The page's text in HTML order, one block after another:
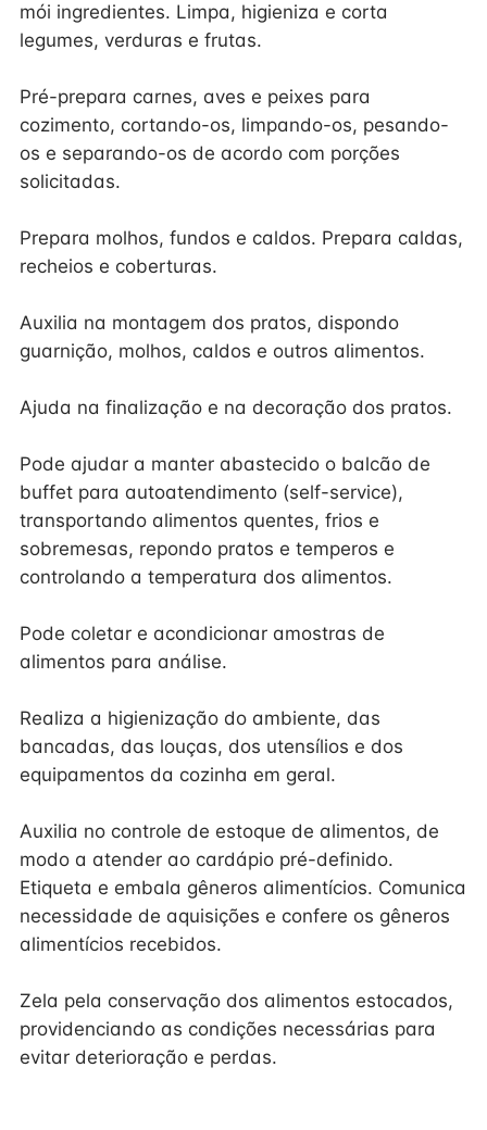
mói ingredientes. Limpa, higieniza e corta
legumes, verduras e frutas.
Pré-prepara carnes, aves e peixes para
cozimento, cortando-os, limpando-os, pesando-
os e separando-os de acordo com porções
solicitadas.
Prepara molhos, fundos e caldos. Prepara caldas,
recheios e coberturas.
Auxilia na montagem dos pratos, dispondo
guarnição, molhos, caldos e outros alimentos.
Ajuda na finalização e na decoração dos pratos.
Pode ajudar a manter abastecido o balcão de
buffet para autoatendimento (self-service),
transportando alimentos quentes, frios e
sobremesas, repondo pratos e temperos e
controlando a temperatura dos alimentos.
Pode coletar e acondicionar amostras de
alimentos para análise.
Realiza a higienização do ambiente, das
bancadas, das louças, dos utensílios e dos
equipamentos da cozinha em geral.
Auxilia no controle de estoque de alimentos, de
modo a atender ao cardápio pré-definido.
Etiqueta e embala gêneros alimentícios. Comunica
necessidade de aquisições e confere os gêneros
alimentícios recebidos.
Zela pela conservação dos alimentos estocados,
providenciando as condições necessárias para
evitar deterioração e perdas.